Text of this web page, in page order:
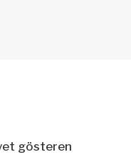
gösteren